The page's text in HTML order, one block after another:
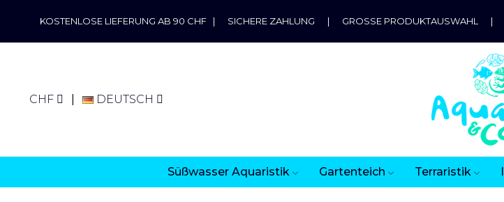
KOSTENLOSE LIEFERUNG AB 90 CHF | SICHERE ZAHLUNG | GROSSE PRODUKTAUSWAHL |
CHF DEUTSCH
Süßwasser Aquaristik Gartenteich Terraristik